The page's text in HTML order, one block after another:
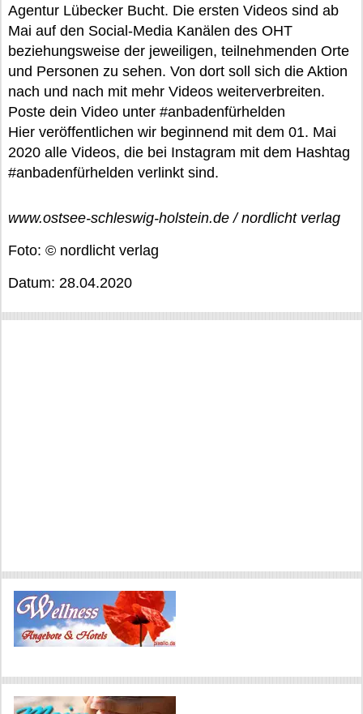
Agentur Lübecker Bucht. Die ersten Videos sind ab
Mai auf den Social-Media Kanälen des OHT
beziehungsweise der jeweiligen, teilnehmenden Orte
und Personen zu sehen. Von dort soll sich die Aktion
nach und nach mit mehr Videos weiterverbreiten.
Poste dein Video unter #anbadenfürhelden
Hier veröffentlichen wir beginnend mit dem 01. Mai
2020 alle Videos, die bei Instagram mit dem Hashtag
#anbadenfürhelden verlinkt sind.
www.ostsee-schleswig-holstein.de / nordlicht verlag
Foto: © nordlicht verlag
Datum: 28.04.2020